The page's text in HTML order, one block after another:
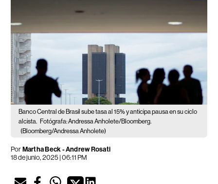
Banco Central de Brasil sube tasa al 15% y anticipa pausa en su ciclo
alcista. Fotógrafa: Andressa Anholete/Bloomberg.
(Bloomberg/Andressa Anholete)
PorMartha Beck - Andrew Rosati
18 de junio, 2025 | 06:11 PM